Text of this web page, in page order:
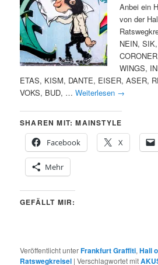
Anbei ein
von der
NEIN,
WINGS,
ETAS, KISM, DANTE, EISER, ASER,
VOKS, BUD, …Weiterlesen →
SHAREN MIT: MAINSTYLE
Facebook
X
Mehr
GEFÄLLT MIR:
Veröffentlicht unterFrankfurt Graffiti,Hall
Ratswegkreisel |Verschlagwortet mit